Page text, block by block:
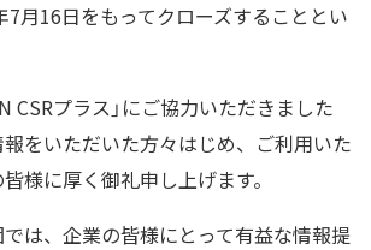
7月16日をもってクローズすることとい
CSRプラス」にご協力いただきました
をいただいた方々はじめ、ご利用いた
様に厚く御礼申し上げます。
は、企業の皆様にとって有益な情報提